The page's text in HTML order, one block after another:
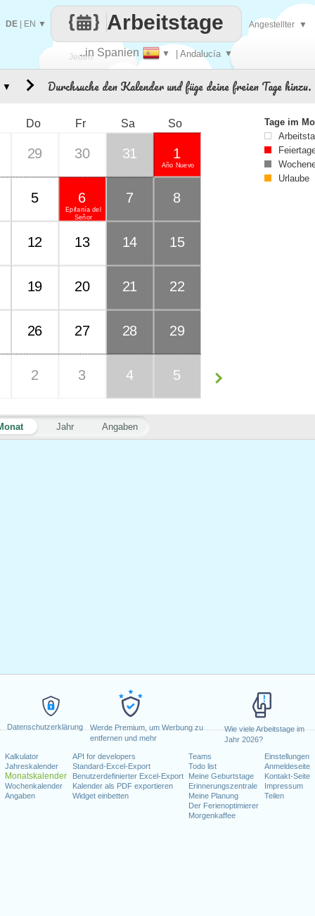
Datenschutzerklärung
Werde Premium, um Werbung zu
entfernen und mehr
Wie viele Arbeitstage im
Jahr 2026?
Kalkulator
Jahreskalender
Monatskalender
Wochenkalender
Angaben
API for developers
Standard-Excel-Export
Benutzerdefinierter Excel-Export
Kalender als PDF exportieren
Widget einbetten
Teams
Todo list
Meine Geburtstage
Erinnerungszentrale
Meine Planung
Der Ferienoptimierer
Morgenkaffee
Einstellungen
Anmeldeseite
Kontakt-Seite
Impressum
Teilen
Jeden
..in Spanien ▼ | Andalucía ▼
Arbeitstage
DE EN ▼ Angestellter ▼
Durchsuche den Kalender und füge deine freien Tage hinzu.
Jahr Angaben
Do Fr Sa So
29 30 31
Año Nuevo
1
5
Epifanía del
Señor
6 7 8
12 13 14 15
19 20 21 22
26 27 28 29
2 3 4 5
▼
Tage im
Urlaube